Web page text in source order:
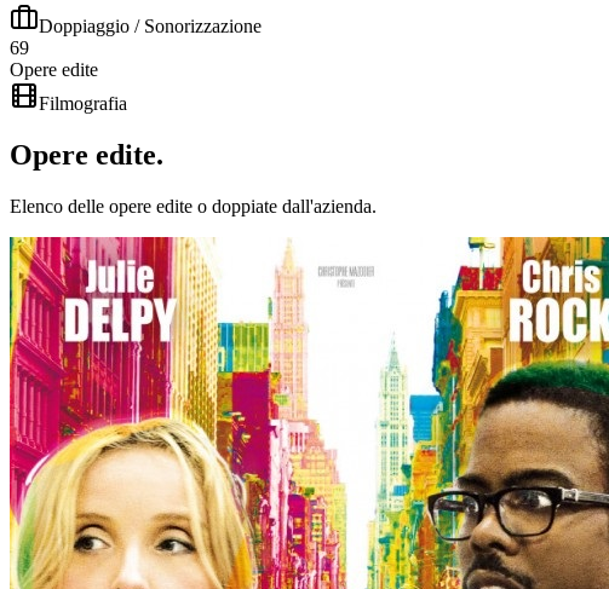
Doppiaggio / Sonorizzazione
69
Opere edite
Filmografia
Opere edite.
Elenco delle opere edite o doppiate dall'azienda.